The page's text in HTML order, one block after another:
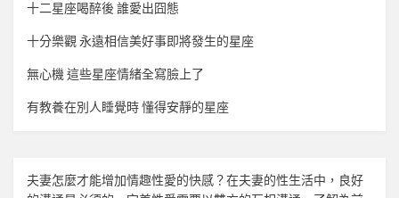
十二星座喝醉後 誰愛出囧態
十分樂觀 永遠相信美好事即將發生的星座
無心機 這些星座情緒全寫臉上了
有教養在別人睡覺時 懂得安靜的星座
夫妻怎麼才能增加情趣性愛的快感？在夫妻的性生活中，良好